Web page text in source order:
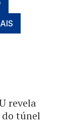
revela
do túnel